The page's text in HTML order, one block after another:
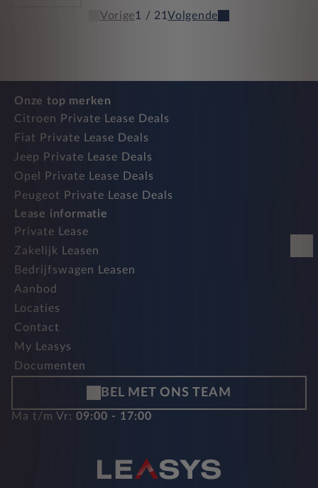
Vorige1 / 21Volgende
Onze top merken
Citroen Private Lease Deals
Fiat Private Lease Deals
Jeep Private Lease Deals
Opel Private Lease Deals
Peugeot Private Lease Deals
Lease informatie
Private Lease
Zakelijk Leasen
Bedrijfswagen Leasen
Aanbod
Locaties
Contact
My Leasys
Documenten
BEL MET ONS TEAM
Ma t/m Vr: 09:00 - 17:00